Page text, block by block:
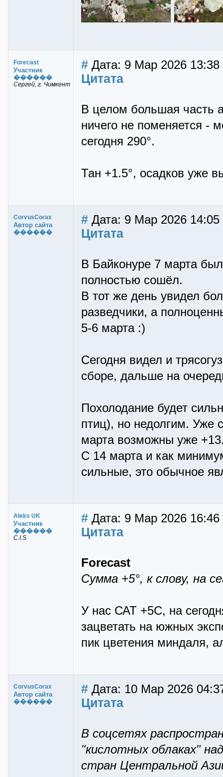
Forecast
Участник
������
Сергей, г. Чимкент
# Дата: 9 Мар 2026
Цитата
В целом большая часть
ничего не поменяется -
сегодня 290°.
Тан +1.5°, осадков уже
CorvusCorax
Автор сайта
������
# Дата: 9 Мар 2026 14:05
Цитата
В Байконуре 7 марта
полностью сошёл.
В тот же день увидел
разведчики, а
5-6 марта :)
Сегодня видел и
сборе, дальше на
Похолодание будет
птиц), но недолгим. Уже
марта возможны уже
С 14 марта и как
сильные, это обычное
Aleks UK
Участник
������
C.I.S
# Дата: 9 Мар 2026 16:46
Цитата
Forecast
Сумма +5°, к слову, на
У нас САТ +5С, на
зацветать на южных
пик цветения миндаля,
CorvusCorax
Автор сайта
������
# Дата: 10 Мар 2026
Цитата
В соцсетях
"кислотных облаках"
стран Центральной